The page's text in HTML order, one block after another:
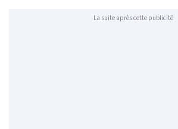
La suite après cette publicité